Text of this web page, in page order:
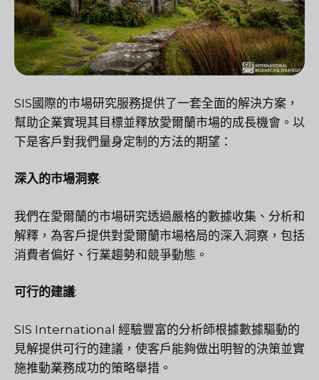
SIS國際的市場研究服務提供了一套全面的解決方案，
幫助企業實現其目標並釋放愛爾蘭市場的成長機會。以
下是客戶對我們量身定制的方法的期望：
深入的市場洞察:
我們在愛爾蘭的市場研究透過嚴格的數據收集、分析和
解釋，為客戶提供對愛爾蘭市場格局的深入洞察，包括
消費者偏好、行業趨勢和競爭動態。
可行的建議:
SIS International 經驗豐富的分析師根據數據驅動的
見解提供可行的建議，使客戶能夠做出明智的決策並實
施推動業務成功的策略舉措。